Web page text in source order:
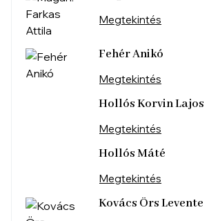
Megtekintés
Fehér Anikó
Megtekintés
Hollós Korvin Lajos
Megtekintés
Hollós Máté
Megtekintés
Kovács Örs Levente